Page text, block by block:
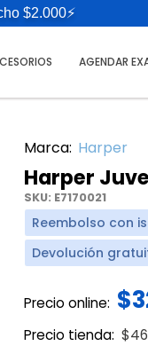
$2.000⚡
AGENDAR
Marca: Harper
Harper
SKU: E7170021
Reembolso con
Devolución
Precio online:
Precio tienda: